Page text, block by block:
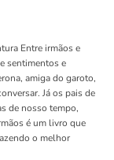
Entre irmãos e
sentimentos e
amiga do garoto,
Já os pais de
de nosso tempo,
é um livro que
o melhor